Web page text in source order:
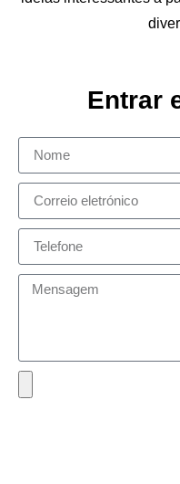
Entrar